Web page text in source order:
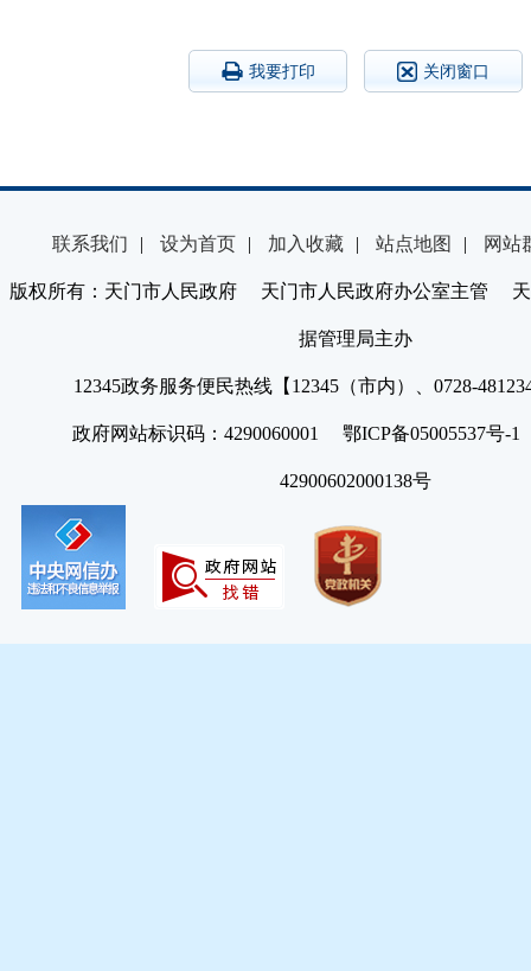
我要打印 关闭窗口
联系我们 | 设为首页 | 加入收藏 | 站点地图 | 网站
版权所有：天门市人民政府 天门市人民政府办公室主管 天
据管理局主办
12345政务服务便民热线【12345（市内）、0728-
政府网站标识码：4290060001 鄂ICP备05005537号
42900602000138号